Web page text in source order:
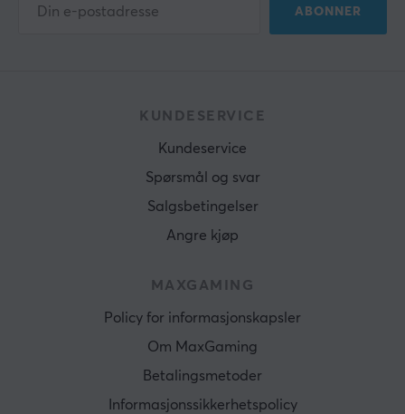
ABONNER
KUNDESERVICE
Kundeservice
Spørsmål og svar
Salgsbetingelser
Angre kjøp
MAXGAMING
Policy for informasjonskapsler
Om MaxGaming
Betalingsmetoder
Informasjonssikkerhetspolicy